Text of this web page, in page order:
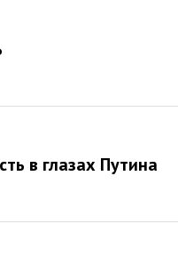
в глазах Путина